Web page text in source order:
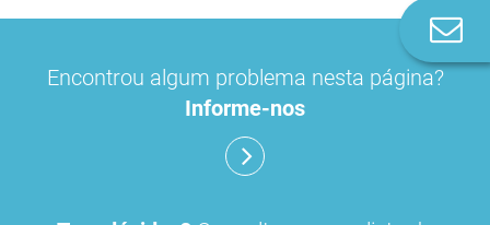
Encontrou algum problema nesta página?
Informe-nos